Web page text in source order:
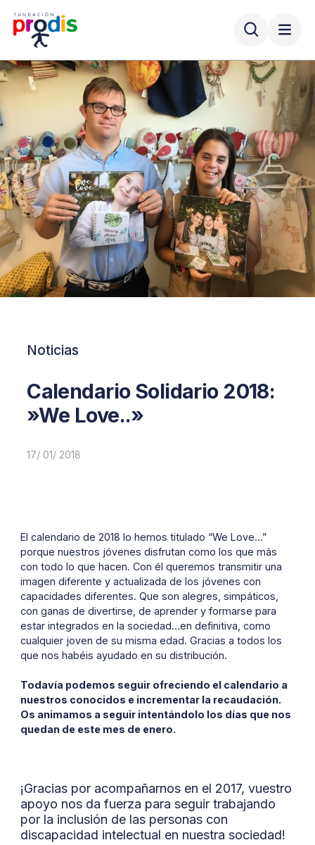
Noticias
Calendario Solidario 2018:
»We Love..»
17/ 01/ 2018
El calendario de 2018 lo hemos titulado “We Love…”
porque nuestros jóvenes disfrutan como los que más
con todo lo que hacen. Con él queremos transmitir una
imagen diferente y actualizada de los jóvenes con
capacidades diferentes. Que son alegres, simpáticos,
con ganas de divertirse, de aprender y formarse para
estar integrados en la sociedad…en definitiva, como
cualquier joven de su misma edad. Gracias a todos los
que nos habéis ayudado en su distribución.
Todavía podemos seguir ofreciendo el calendario a
nuestros conocidos e incrementar la recaudación.
Os animamos a seguir intentándolo los días que nos
quedan de este mes de enero.
¡Gracias por acompañarnos en el 2017, vuestro
apoyo nos da fuerza para seguir trabajando
por la inclusión de las personas con
discapacidad intelectual en nuestra sociedad!